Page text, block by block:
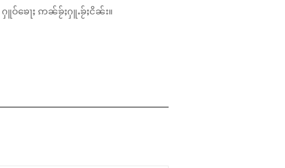
ႁူဝ်ၶေႃႈ ဢၼ်ၶႂ်ႈႁူႉၶႂ်ႈငိၼ်း။